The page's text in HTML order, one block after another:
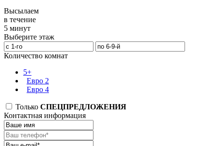
Высылаем
в течение
5 минут
Выберите этаж
Количество комнат
5+
Евро 2
Евро 4
Только СПЕЦПРЕДЛОЖЕНИЯ
Контактная информация